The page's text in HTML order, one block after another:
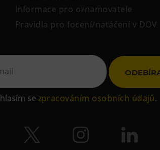
Informace pro oznamovatele
Pravidla pro focení/natáčení v DOV
se zpracováním osobních údajů.